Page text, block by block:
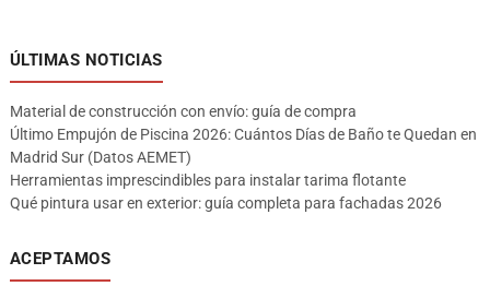
ÚLTIMAS NOTICIAS
Material de construcción con envío: guía de compra
Último Empujón de Piscina 2026: Cuántos Días de Baño te Quedan en
Madrid Sur (Datos AEMET)
Herramientas imprescindibles para instalar tarima flotante
Qué pintura usar en exterior: guía completa para fachadas 2026
ACEPTAMOS